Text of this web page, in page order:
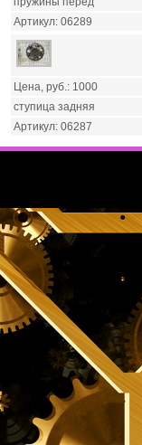
06289
1000
ступица задняя
06287